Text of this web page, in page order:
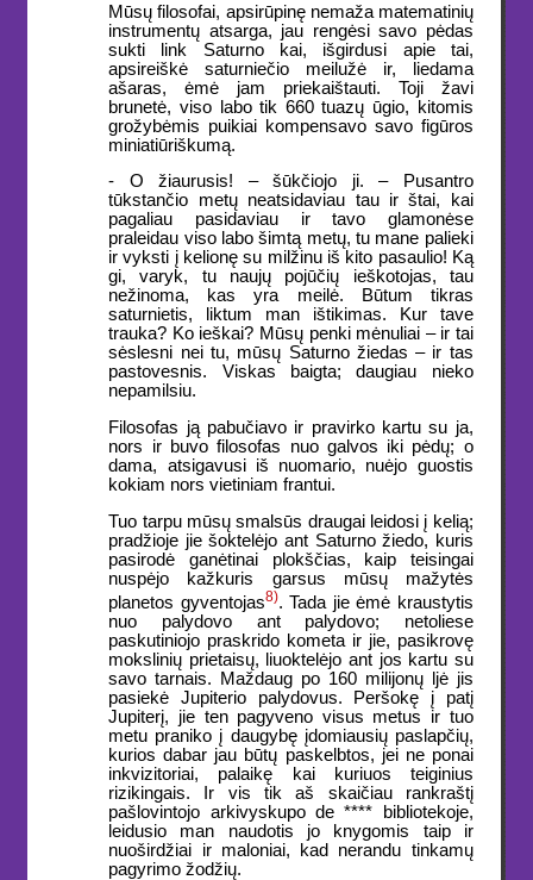
Mūsų filosofai, apsirūpinę nemaža matematinių
instrumentų atsarga, jau rengėsi savo pėdas
sukti link Saturno kai, išgirdusi apie tai,
apsireiškė saturniečio meilužė ir, liedama
ašaras, ėmė jam priekaištauti. Toji žavi
brunetė, viso labo tik 660 tuazų ūgio, kitomis
grožybėmis puikiai kompensavo savo figūros
miniatiūriškumą.
- O žiaurusis! – šūkčiojo ji. – Pusantro
tūkstančio metų neatsidaviau tau ir štai, kai
pagaliau pasidaviau ir tavo glamonėse
praleidau viso labo šimtą metų, tu mane palieki
ir vyksti į kelionę su milžinu iš kito pasaulio! Ką
gi, varyk, tu naujų pojūčių ieškotojas, tau
nežinoma, kas yra meilė. Būtum tikras
saturnietis, liktum man ištikimas. Kur tave
trauka? Ko ieškai? Mūsų penki mėnuliai – ir tai
sėslesni nei tu, mūsų Saturno žiedas – ir tas
pastovesnis. Viskas baigta; daugiau nieko
nepamilsiu.
Filosofas ją pabučiavo ir pravirko kartu su ja,
nors ir buvo filosofas nuo galvos iki pėdų; o
dama, atsigavusi iš nuomario, nuėjo guostis
kokiam nors vietiniam frantui.
Tuo tarpu mūsų smalsūs draugai leidosi į kelią;
pradžioje jie šoktelėjo ant Saturno žiedo, kuris
pasirodė ganėtinai plokščias, kaip teisingai
nuspėjo kažkuris garsus mūsų mažytės
planetos gyventojas8). Tada jie ėmė kraustytis
nuo palydovo ant palydovo; netoliese
paskutiniojo praskrido kometa ir jie, pasikrovę
mokslinių prietaisų, liuoktelėjo ant jos kartu su
savo tarnais. Maždaug po 160 milijonų ljė jis
pasiekė Jupiterio palydovus. Peršokę į patį
Jupiterį, jie ten pagyveno visus metus ir tuo
metu praniko į daugybę įdomiausių paslapčių,
kurios dabar jau būtų paskelbtos, jei ne ponai
inkvizitoriai, palaikę kai kuriuos teiginius
rizikingais. Ir vis tik aš skaičiau rankraštį
pašlovintojo arkivyskupo de **** bibliotekoje,
leidusio man naudotis jo knygomis taip ir
nuoširdžiai ir maloniai, kad nerandu tinkamų
pagyrimo žodžių.